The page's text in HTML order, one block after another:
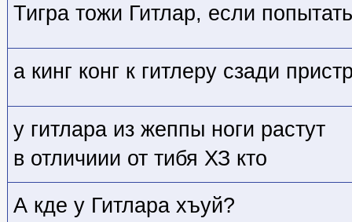
Тигра тожи Гитлар, если
а кинг конг к гитлеру сзади
у гитлара из жеппы ноги растут
в отличиии от тибя ХЗ кто
А кде у Гитлара хъуй?